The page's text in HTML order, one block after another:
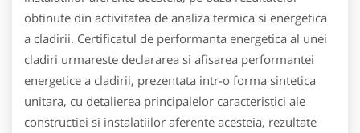
obtinute din activitatea de analiza termica si energetica
a cladirii. Certificatul de performanta energetica al unei
cladiri urmareste declararea si afisarea performantei
energetice a cladirii, prezentata intr-o forma sintetica
unitara, cu detalierea principalelor caracteristici ale
constructiei si instalatiilor aferente acesteia, rezultate